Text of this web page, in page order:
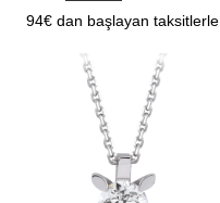
94€ dan başlayan taksitlerle